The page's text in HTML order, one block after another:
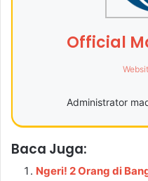
Official
Administrator
Baca Juga:
Ngeri! 2 Orang di